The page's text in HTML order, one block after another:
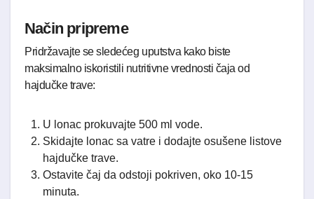
Način pripreme
Pridržavajte se sledećeg uputstva kako biste
maksimalno iskoristili nutritivne vrednosti čaja od
hajdučke trave:
U lonac prokuvajte 500 ml vode.
Skidajte lonac sa vatre i dodajte osušene listove
hajdučke trave.
Ostavite čaj da odstoji pokriven, oko 10-15
minuta.